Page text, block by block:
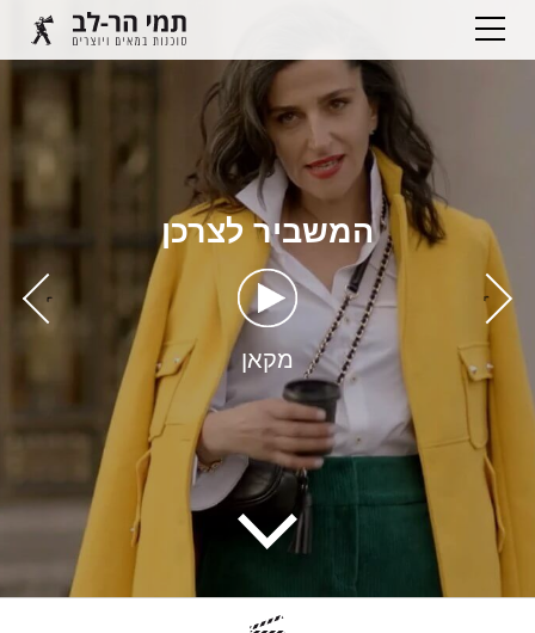
המשביר לצרכן
מקאן
‹
›